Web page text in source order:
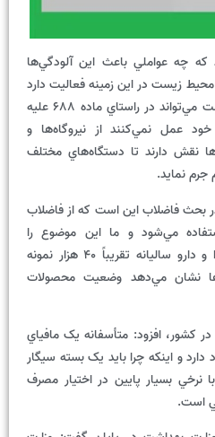
چه عواملي باعث اين آلودگي‌ها
زيست در اين زمينه فعاليت دارد
و پايش مي‌کند، اما وزارت بهداشت مي‌تواند در راستاي ماده 688 عليه
عمل نمي‌کنند از نيروگاه‌ها و
نقش دارند تا دستگاه‌هاي مختلف
جرم نمايد.
فاضلاب اين است که از فاضلاب
مي‌شود و ما اين موضوع را
مطالبه‌گري کرديم و سازمان غذا و دارو ساليانه تقريباً 40 هزار نمونه
نشان مي‌دهد وضعيت محصولات
کشور، افزود: متأسفانه يک مافياي
و اينکه چرا بايد يک بسته سيگار
نرخي بسيار پايين در اختيار مصرف
است.